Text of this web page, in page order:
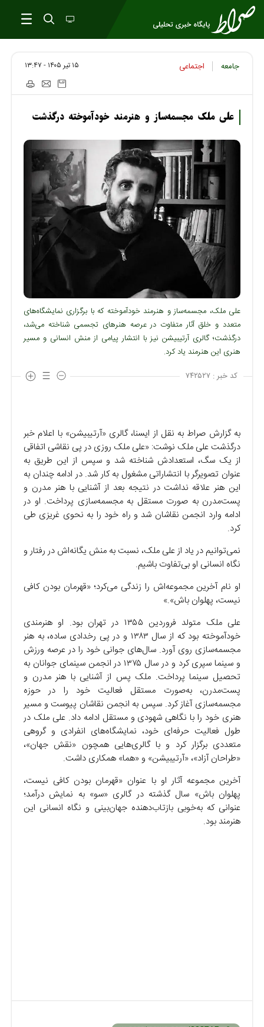
جامعه اجتماعی ۱۵ تير ۱۴۰۵ - ۱۳:۴۷
علی ملک مجسمه‌ساز و هنرمند خودآموخته درگذشت
علی ملک، مجسمه‌ساز و هنرمند خودآموخته که با برگزاری نمایشگاه‌های
متعدد و خلق آثار متفاوت در عرصه هنرهای تجسمی شناخته می‌شد،
درگذشت؛ گالری آرتیبیشن نیز با انتشار پیامی از منش انسانی و مسیر
هنری این هنرمند یاد کرد.
کد خبر : ۷۴۲۵۲۷
به گزارش صراط به نقل از ایسنا، گالری «آرتیبیشن» با اعلام خبر
درگذشت علی ملک نوشت: «علی ملک روزی در پی نقاشی اتفاقی
از یک سگ، استعدادش شناخته شد و سپس از این طریق به
عنوان تصویرگر با انتشاراتی مشغول به کار شد. در ادامه چندان به
این هنر علاقه نداشت در نتیجه بعد از آشنایی با هنر مدرن و
پست‌مدرن به صورت مستقل به مجسمه‌سازی پرداخت. او در
ادامه وارد انجمن نقاشان شد و راه خود را به نحوی غریزی طی
کرد.
نمی‌توانیم در یاد از علی ملک، نسبت به منش یگانه‌اش در رفتار و
نگاه انسانی‌ او بی‌تفاوت باشیم.
او نام آخرین مجموعه‌اش را زندگی می‌کرد؛ «قهرمان بودن کافی
نیست، پهلوان باش».»
علی ملک متولد فروردین ۱۳۵۵ در تهران بود. او هنرمندی
خودآموخته بود که از سال ۱۳۸۳ و در پی رخدادی ساده، به هنر
مجسمه‌سازی روی آورد. سال‌های جوانی خود را در عرصه ورزش
و سینما سپری کرد و در سال ۱۳۷۵ در انجمن سینمای جوانان به
تحصیل سینما پرداخت. ملک پس از آشنایی با هنر مدرن و
پست‌مدرن، به‌صورت مستقل فعالیت خود را در حوزه
مجسمه‌سازی آغاز کرد. سپس به انجمن نقاشان پیوست و مسیر
هنری خود را با نگاهی شهودی و مستقل ادامه داد. علی ملک در
طول فعالیت حرفه‌ای خود، نمایشگاه‌های انفرادی و گروهی
متعددی برگزار کرد و با گالری‌هایی همچون «نقش جهان»،
«طراحان آزاد»، «آرتیبیشن» و «هما» همکاری داشت.
آخرین مجموعه آثار او با عنوان «قهرمان بودن کافی نیست،
پهلوان باش» سال گذشته در گالری «سو» به نمایش درآمد؛
عنوانی که به‌خوبی بازتاب‌دهنده جهان‌بینی و نگاه انسانی این
هنرمند بود.